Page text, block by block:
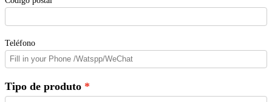
Teléfono
Tipo de produto